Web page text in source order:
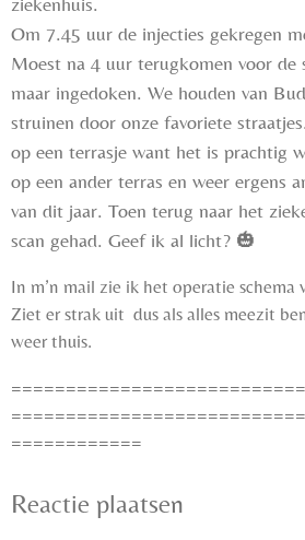
Om 7.45 uur de injecties gekregen
Moest na 4 uur terugkomen voor de
maar ingedoken. We houden van
struinen door onze favoriete
op een terrasje want het is prachtig
op een ander terras en weer ergens
van dit jaar. Toen terug naar het
scan gehad. Geef ik al licht? 🎃
In m’n mail zie ik het operatie schema
Ziet er strak uit dus als alles meezit
weer thuis.
============
Reactie plaatsen